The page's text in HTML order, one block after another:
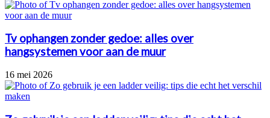
Tv ophangen zonder gedoe: alles over
hangsystemen voor aan de muur
16 mei 2026